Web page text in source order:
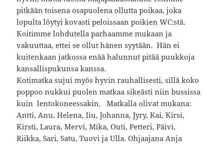
pitkään toisena osapuolena ollutta poikaa, joka
lopulta löytyi kovasti peloissaan poikien WC:stä.
Koitimme lohdutella parhaamme mukaan ja
vakuuttaa, ettei se ollut hänen syytään. Hän ei
kuitenkaan jatkossa enää halunnut pitää puukkoja
kansallispukunsa kanssa.
Kotimatka sujui myös hyvin rauhallisesti, sillä koko
poppoo nukkui puolen matkaa sikeästi niin bussissa
kuin lentokoneessakin. Matkalla olivat mukana:
Antti, Anu, Helena, Iiu, Johanna, Jyry, Kai, Kirsi,
Kirsti, Laura, Mervi, Mika, Outi, Petteri, Päivi,
Riikka, Sari, Satu, Tuovi ja Ulla. Ohjaajana Anja